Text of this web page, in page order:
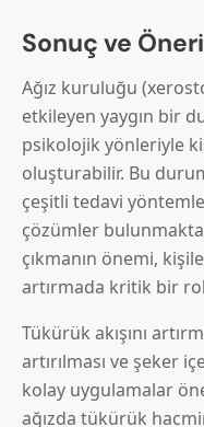
Sonuç ve
Ağız kuruluğu
etkileyen yaygın bir
psikolojik yönleriyle
oluşturabilir. Bu
çeşitli tedavi
çözümler
çıkmanın önemi,
artırmada kritik bir
Tükürük akışını
artırılması ve şeker
kolay uygulamalar
ağızda tükürük